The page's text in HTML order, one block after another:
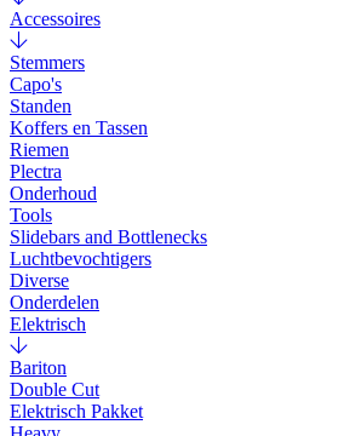
Accessoires
Stemmers
Capo's
Standen
Koffers en Tassen
Riemen
Plectra
Onderhoud
Tools
Slidebars and Bottlenecks
Luchtbevochtigers
Diverse
Onderdelen
Elektrisch
Bariton
Double Cut
Elektrisch Pakket